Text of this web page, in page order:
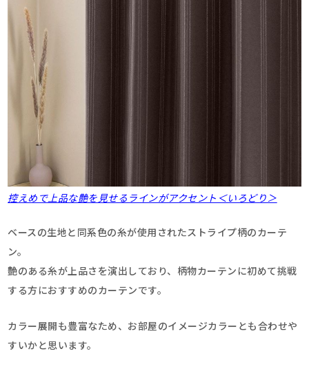
控えめで上品な艶を見せるラインがアクセント＜いろどり＞
ベースの生地と同系色の糸が使用されたストライプ柄のカーテ
ン。
艶のある糸が上品さを演出しており、柄物カーテンに初めて挑戦
する方におすすめのカーテンです。
カラー展開も豊富なため、お部屋のイメージカラーとも合わせや
すいかと思います。